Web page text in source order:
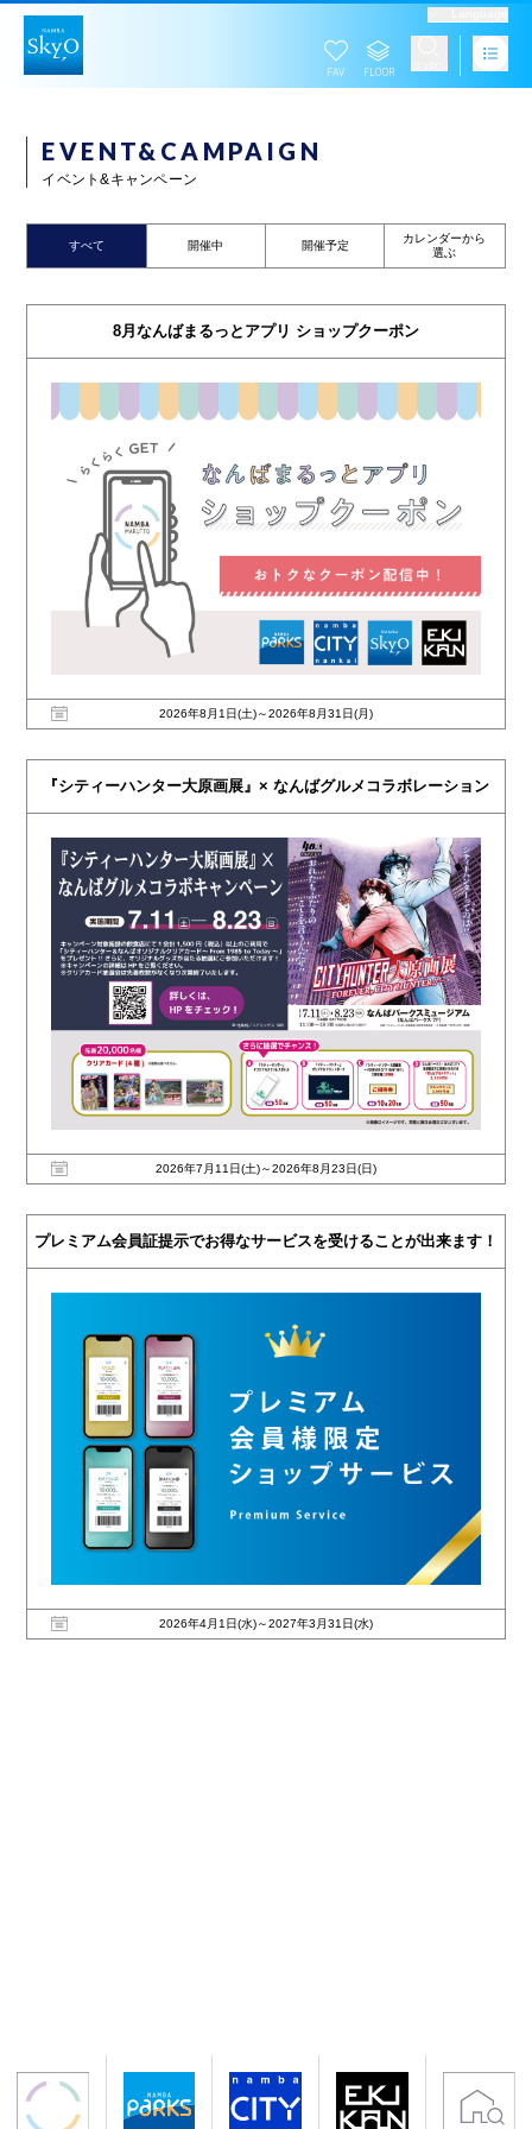
EVENT&CAMPAIGN
イベント&キャンペーン
すべて 開催中 開催予定
カレンダーから
選ぶ
8月なんばまるっとアプリ ショップクーポン
2026年8月1日(土)～2026年8月31日(月)
『シティーハンター大原画展』× なんばグルメコラボレーション
2026年7月11日(土)～2026年8月23日(日)
プレミアム会員証提示でお得なサービスを受けることが出来ます！
2026年4月1日(水)～2027年3月31日(水)